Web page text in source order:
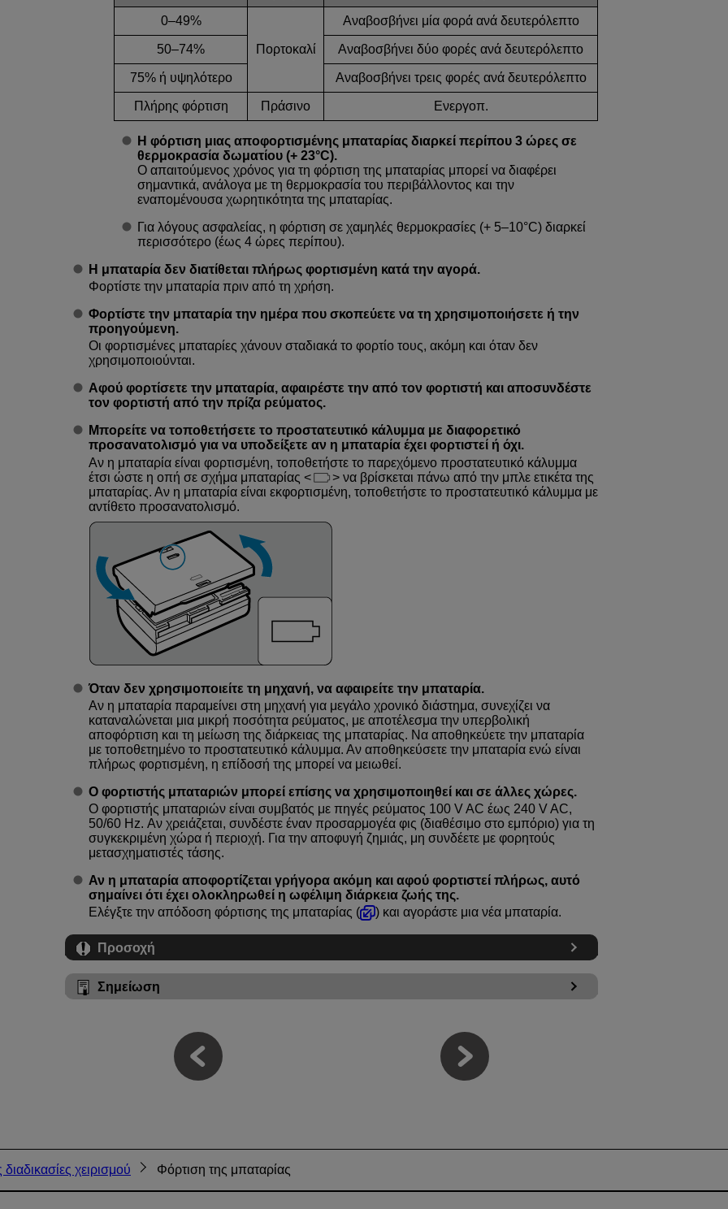
0–49%
Πορτοκαλί
Αναβοσβήνει μία φορά ανά δευτερόλεπτο
50–74% Αναβοσβήνει δύο φορές ανά δευτερόλεπτο
75% ή υψηλότερο Αναβοσβήνει τρεις φορές ανά δευτερόλεπτο
Πλήρης φόρτιση Πράσινο Ενεργοπ.
Η φόρτιση μιας αποφορτισμένης μπαταρίας διαρκεί περίπου 3 ώρες σε
θερμοκρασία δωματίου (+ 23°C).
Ο απαιτούμενος χρόνος για τη φόρτιση της μπαταρίας μπορεί να διαφέρει
σημαντικά, ανάλογα με τη θερμοκρασία του περιβάλλοντος και την
εναπομένουσα χωρητικότητα της μπαταρίας.
Για λόγους ασφαλείας, η φόρτιση σε χαμηλές θερμοκρασίες (+ 5–10°C) διαρκεί
περισσότερο (έως 4 ώρες περίπου).
Η μπαταρία δεν διατίθεται πλήρως φορτισμένη κατά την αγορά.
Φορτίστε την μπαταρία πριν από τη χρήση.
Φορτίστε την μπαταρία την ημέρα που σκοπεύετε να τη χρησιμοποιήσετε ή την
προηγούμενη.
Οι φορτισμένες μπαταρίες χάνουν σταδιακά το φορτίο τους, ακόμη και όταν δεν
χρησιμοποιούνται.
Αφού φορτίσετε την μπαταρία, αφαιρέστε την από τον φορτιστή και αποσυνδέστε
τον φορτιστή από την πρίζα ρεύματος.
Μπορείτε να τοποθετήσετε το προστατευτικό κάλυμμα με διαφορετικό
προσανατολισμό για να υποδείξετε αν η μπαταρία έχει φορτιστεί ή όχι.
Αν η μπαταρία είναι φορτισμένη, τοποθετήστε το παρεχόμενο προστατευτικό κάλυμμα
έτσι ώστε η οπή σε σχήμα μπαταρίας
να βρίσκεται πάνω από την μπλε ετικέτα της
μπαταρίας. Αν η μπαταρία είναι εκφορτισμένη, τοποθετήστε το προστατευτικό κάλυμμα με
αντίθετο προσανατολισμό.
Όταν δεν χρησιμοποιείτε τη μηχανή, να αφαιρείτε την μπαταρία.
Αν η μπαταρία παραμείνει στη μηχανή για μεγάλο χρονικό διάστημα, συνεχίζει να
καταναλώνεται μια μικρή ποσότητα ρεύματος, με αποτέλεσμα την υπερβολική
αποφόρτιση και τη μείωση της διάρκειας της μπαταρίας. Να αποθηκεύετε την μπαταρία
με τοποθετημένο το προστατευτικό κάλυμμα. Αν αποθηκεύσετε την μπαταρία ενώ είναι
πλήρως φορτισμένη, η επίδοσή της μπορεί να μειωθεί.
Ο φορτιστής μπαταριών μπορεί επίσης να χρησιμοποιηθεί και σε άλλες χώρες.
Ο φορτιστής μπαταριών είναι συμβατός με πηγές ρεύματος 100 V AC έως 240 V AC,
50/60 Hz. Αν χρειάζεται, συνδέστε έναν προσαρμογέα φις (διαθέσιμο στο εμπόριο) για τη
συγκεκριμένη χώρα ή περιοχή. Για την αποφυγή ζημιάς, μη συνδέετε με φορητούς
μετασχηματιστές τάσης.
Αν η μπαταρία αποφορτίζεται γρήγορα ακόμη και αφού φορτιστεί πλήρως, αυτό
σημαίνει ότι έχει ολοκληρωθεί η ωφέλιμη διάρκεια ζωής της.
Ελέγξτε την απόδοση φόρτισης της μπαταρίας (
) και αγοράστε μια νέα μπαταρία.
Προσοχή
Σημείωση
χειρισμού Φόρτιση της μπαταρίας